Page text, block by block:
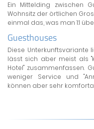
Ein Mittelding zwischen
Wohnsitz der örtlichen
einmal das, was man 1:1
Guesthouses
Diese Unterkunftsvariante
lässt sich aber meist als
Hotel" zusammenfassen.
weniger Service und
können aber sehr